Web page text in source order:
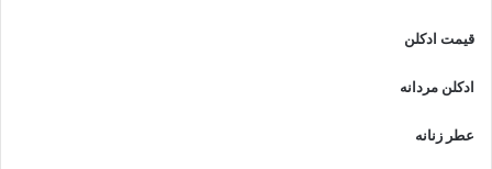
قیمت ادکلن
ادکلن مردانه
عطر زنانه